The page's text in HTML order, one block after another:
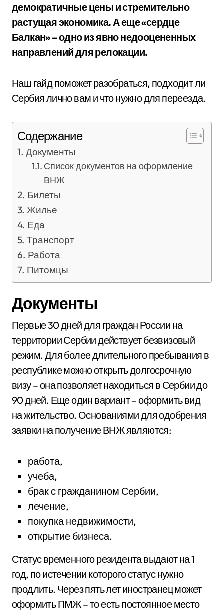
демократичные цены и стремительно
растущая экономика. А еще «сердце
Балкан» – одно из явно недооцененных
направлений для релокации.
Наш гайд поможет разобраться, подходит ли
Сербия лично вам и что нужно для переезда.
Содержание
Документы
Список документов на оформление
ВНЖ
Билеты
Жилье
Еда
Транспорт
Работа
Питомцы
Документы
Первые 30 дней для граждан России на
территории Сербии действует безвизовый
режим. Для более длительного пребывания в
республике можно открыть долгосрочную
визу – она позволяет находиться в Сербии до
90 дней. Еще один вариант – оформить вид
на жительство. Основаниями для одобрения
заявки на получение ВНЖ являются:
работа,
учеба,
брак с гражданином Сербии,
лечение,
покупка недвижимости,
открытие бизнеса.
Статус временного резидента выдают на 1
год, по истечении которого статус нужно
продлить. Через пять лет иностранец может
оформить ПМЖ – то есть постоянное место